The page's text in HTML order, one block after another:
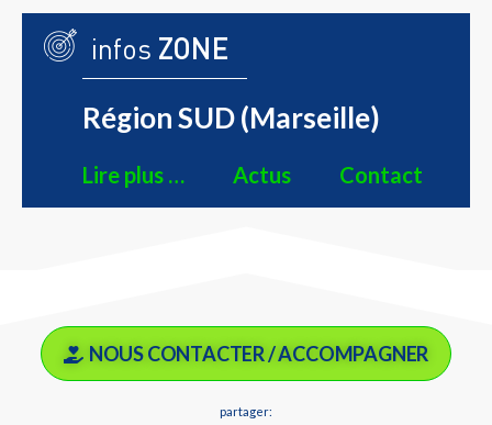
infos ZONE
Région SUD (Marseille)
Lire plus … Actus Contact
NOUS CONTACTER / ACCOMPAGNER
partager: